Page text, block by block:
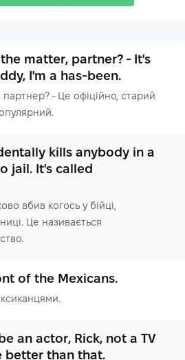
matter, partner? - It's
I'm a has-been.
- Це офіційно, старий
kills anybody in a
jail. It's called
вбив когось у бійці,
Це називається
of the Mexicans.
an actor, Rick, not a TV
better than that.